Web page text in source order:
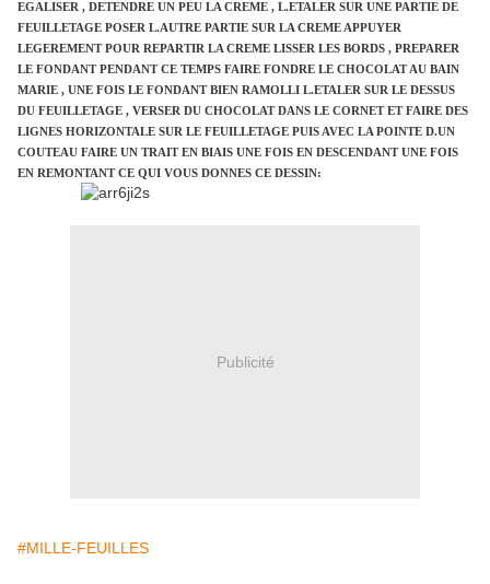
EGALISER , DETENDRE UN PEU LA CREME , L.ETALER SUR UNE PARTIE DE
FEUILLETAGE POSER L.AUTRE PARTIE SUR LA CREME APPUYER
LEGEREMENT POUR REPARTIR LA CREME LISSER LES BORDS , PREPARER
LE FONDANT PENDANT CE TEMPS FAIRE FONDRE LE CHOCOLAT AU BAIN
MARIE , UNE FOIS LE FONDANT BIEN RAMOLLI L.ETALER SUR LE DESSUS
DU FEUILLETAGE , VERSER DU CHOCOLAT DANS LE CORNET ET FAIRE DES
LIGNES HORIZONTALE SUR LE FEUILLETAGE PUIS AVEC LA POINTE D.UN
COUTEAU FAIRE UN TRAIT EN BIAIS UNE FOIS EN DESCENDANT UNE FOIS
EN REMONTANT CE QUI VOUS DONNES CE DESSIN:
Publicité
#MILLE-FEUILLES